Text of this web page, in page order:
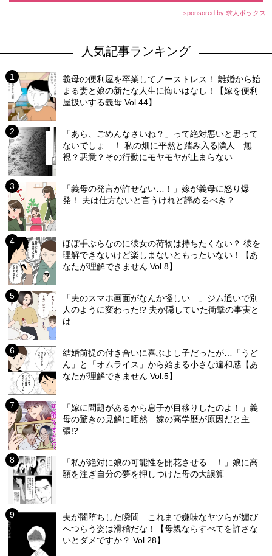
sponsored by 求人ボックス
人気記事ランキング
義母の便利屋を卒業してノーストレス！ 離婚から始
まる妻と娘の新たな人生に悔いはなし！【嫁を便利
屋扱いする義母 Vol.44】
「あら、ごめんなさいね？」って絶対悪いと思って
ないでしょ…！ 私の畑に平然と踏み入る隣人…無
視？悪意？その行動にモヤモヤが止まらない
「義母の発言が許せない…！」嫁が義母に怒り爆
発！ 夫は仕方ないと言うけれど諦めるべき？
ほぼ手ぶらなのに彼女の荷物は持ちたくない？ 彼を
理解できないけど楽しまないともったいない！【あ
なたが理解できません Vol.8】
「夫のスマホ画面がなんか怪しい…」ジム通いで別
人のように変わった!? 夫が隠していた衝撃の事実と
は
結婚前提の付き合いに喜ぶよし子だったが…「うど
ん」と「オムライス」から始まる小さな違和感【あ
なたが理解できません Vol.5】
「嫁に問題があるから息子が目移りしたのよ！」義
母の驚きの見解に唖然…嫁の高学歴が原因だと主
張!?
「私が絶対に娘の可能性を開花させる…！」娘に高
額を注ぎ自分の夢を押しつけた母の大誤算
夫が闇堕ちした瞬間…これまで嫌味なヤツらが媚び
へつらう姿は滑稽だな！【母親ならすべてを許さな
いとダメですか？ Vol.28】